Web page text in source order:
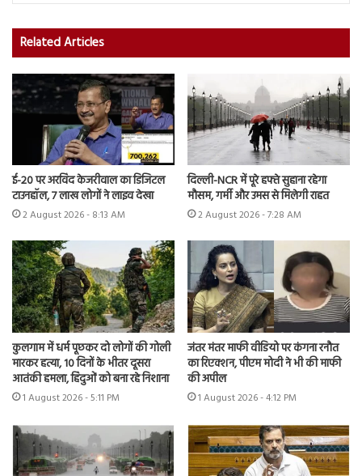
Related Articles
ई-20 पर अरविंद केजरीवाल का डिजिटल
टाउनहॉल, 7 लाख लोगों ने लाइव देखा
2 August 2026 - 8:13 AM
दिल्ली-NCR में पूरे हफ्ते सुहाना रहेगा
मौसम, गर्मी और उमस से मिलेगी राहत
2 August 2026 - 7:28 AM
कुलगाम में धर्म पूछकर दो लोगों की गोली
मारकर हत्या, 10 दिनों के भीतर दूसरा
आतंकी हमला, हिंदुओं को बना रहे निशाना
1 August 2026 - 5:11 PM
जंतर मंतर माफी वीडियो पर कंगना रनौत
का रिएक्शन, पीएम मोदी ने भी की माफी
की अपील
1 August 2026 - 4:12 PM